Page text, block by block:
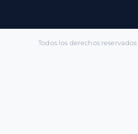
Todos los derechos reservados